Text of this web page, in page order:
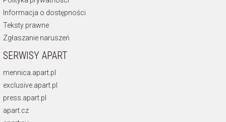
Informacja o dostępności
Teksty prawne
Zgłaszanie naruszeń
SERWISY APART
mennica.apart.pl
exclusive.apart.pl
press.apart.pl
apart.cz